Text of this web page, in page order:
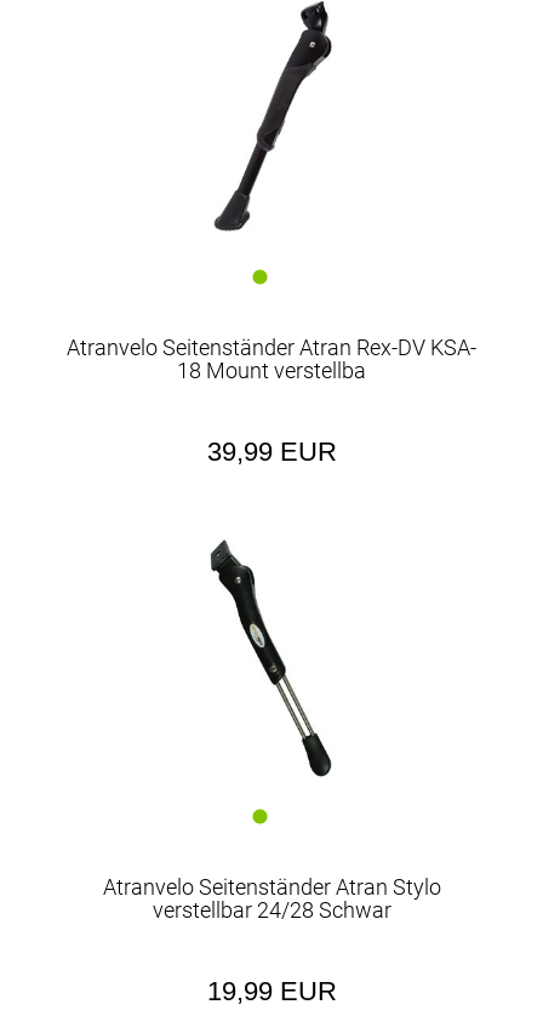
Atranvelo Seitenständer Atran Rex-DV KSA-
18 Mount verstellba
39,99 EUR
Atranvelo Seitenständer Atran Stylo
verstellbar 24/28 Schwar
19,99 EUR